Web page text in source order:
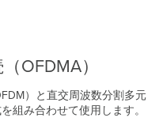
OFDMA）
）と直交周波数分割多元
組み合わせて使用します。